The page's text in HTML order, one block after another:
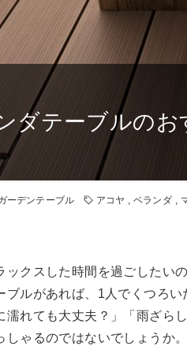
ダテーブルの
ーデンテーブル アコヤ , ベランダ ,
ックスした時間を過ごしたい
ブルがあれば、1人でくつろ
濡れても大丈夫？」「雨ざら
しゃるのではないでしょうか。